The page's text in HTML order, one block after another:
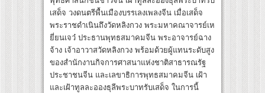
เสด็จ วงดนตรีพื้นเมืองบรรเลงเพลงจีน เมื่อเสด็จ
พระราชดำเนินถึงวัดหลิงกวง พระมหาคณาจารย์เห
ยี่ยนเจว๋ ประธานพุทธสมาคมจีน พระอาจารย์ฉาง
จ้าง เจ้าอาวาสวัดหลิงกวง พร้อมด้วยผู้แทนระดับสูง
ของสำนักงานกิจการศาสนาแห่งชาติสาธารณรัฐ
ประชาชนจีน และเลขาธิการพุทธสมาคมจีน เฝ้า
และเฝ้าทูลละอองธุลีพระบาทรับเสด็จ ในการนี้